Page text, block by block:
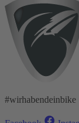
#wirhabendeinbike